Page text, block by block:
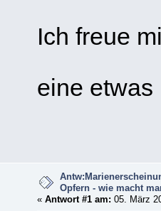
Ich freue
eine etwas
Opfern - wie macht
« Antwort #1 am: 05. März